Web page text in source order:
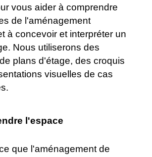
vous aider à comprendre
de l'aménagement
à concevoir et interpréter un
Nous utiliserons des
plans d'étage, des croquis
visuelles de cas
l'espace
que l'aménagement de